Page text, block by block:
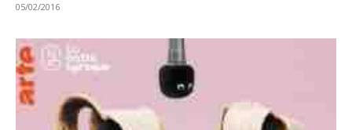
05/02/2016